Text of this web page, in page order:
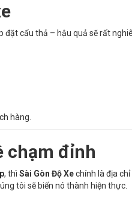
đặt cẩu thả – hậu quả sẽ rất
hàng.
chạm đỉnh
, thì Sài Gòn Độ Xechính là địa chỉ
tôi sẽ biến nó thành hiện thực.